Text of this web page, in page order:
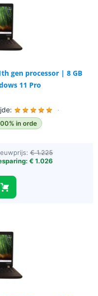
gen processor | 8 GB
11 Pro
★ ★ ★ ★ ★
·
in orde
€ 1.225
€ 1.026